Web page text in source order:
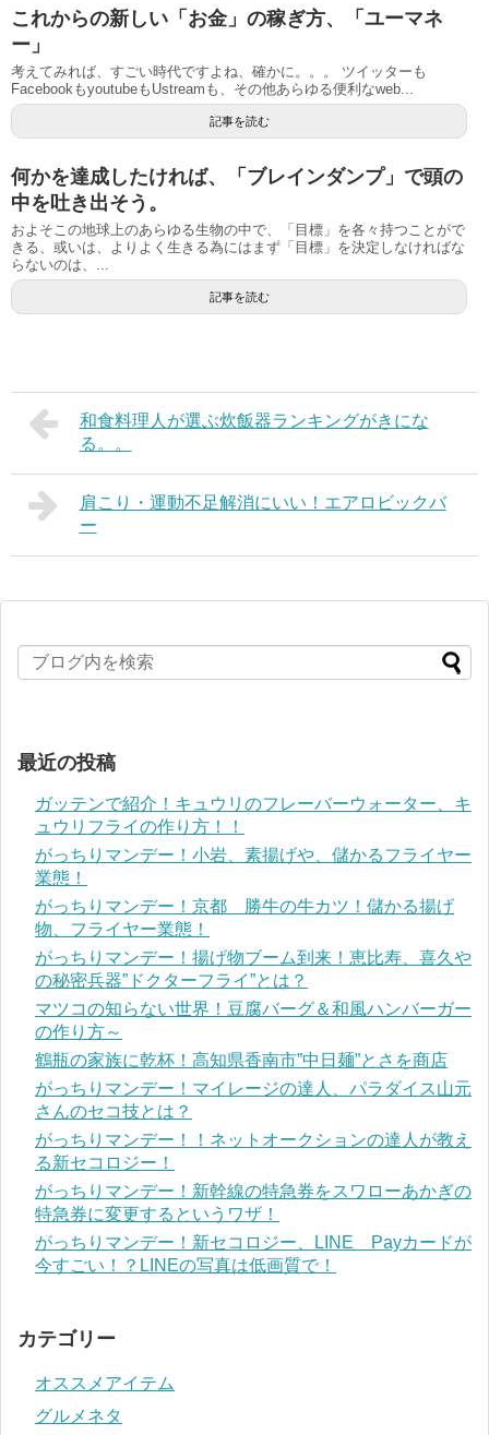
これからの新しい「お金」の稼ぎ方、「ユーマネ
ー」
考えてみれば、すごい時代ですよね、確かに。。。 ツイッターも
FacebookもyoutubeもUstreamも、その他あらゆる便利なweb...
記事を読む
何かを達成したければ、「ブレインダンプ」で頭の
中を吐き出そう。
およそこの地球上のあらゆる生物の中で、「目標」を各々持つことがで
きる、或いは、よりよく生きる為にはまず「目標」を決定しなければな
らないのは、...
記事を読む
和食料理人が選ぶ炊飯器ランキングがきにな
る。。
肩こり・運動不足解消にいい！エアロビックバ
ー
最近の投稿
ガッテンで紹介！キュウリのフレーバーウォーター、キ
ュウリフライの作り方！！
がっちりマンデー！小岩、素揚げや、儲かるフライヤー
業態！
がっちりマンデー！京都 勝牛の牛カツ！儲かる揚げ
物、フライヤー業態！
がっちりマンデー！揚げ物ブーム到来！恵比寿、喜久や
の秘密兵器”ドクターフライ”とは？
マツコの知らない世界！豆腐バーグ＆和風ハンバーガー
の作り方～
鶴瓶の家族に乾杯！高知県香南市”中日麺”とさを商店
がっちりマンデー！マイレージの達人、パラダイス山元
さんのセコ技とは？
がっちりマンデー！！ネットオークションの達人が教え
る新セコロジー！
がっちりマンデー！新幹線の特急券をスワローあかぎの
特急券に変更するというワザ！
がっちりマンデー！新セコロジー、LINE Payカードが
今すごい！？LINEの写真は低画質で！
カテゴリー
オススメアイテム
グルメネタ